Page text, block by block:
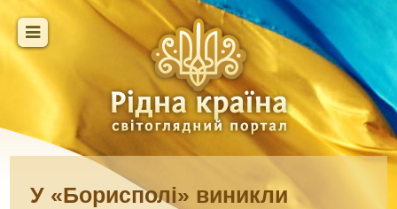
У «Борисполі» виникли